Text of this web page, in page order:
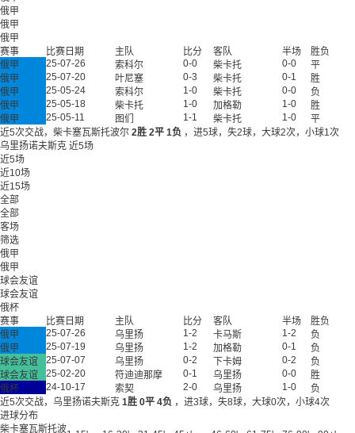
俄甲
俄甲
俄甲
赛事
比赛日期 主队 比分 客队 半场
胜负
俄甲
25-07-26 索科尔 0-0 柴卡托 0-0
平
俄甲
25-07-20 叶尼塞 0-3 柴卡托 0-1
胜
俄甲
25-05-24 索科尔 1-0 柴卡托 0-0
负
俄甲
25-05-18 柴卡托 1-0 加格勒 1-0
胜
俄甲
25-05-11 图们 1-1 柴卡托 1-0
平
近5次交战，柴卡塞瓦斯托波尔 2胜 2平 1负 ，进5球，失2球，大球2次，小球1次
乌里扬诺夫斯克 近5场
近5场
近10场
近15场
全部
全部
客场
筛选
俄甲
俄甲
球会友谊
球会友谊
俄杯
赛事
比赛日期 主队 比分 客队 半场
胜负
俄甲
25-07-26 乌里扬 1-2 卡马斯 1-2
负
俄甲
25-07-19 乌里扬 1-2 加格勒 0-1
负
球会友谊
25-07-07 乌里扬 0-2 下卡姆 0-2
负
球会友谊
25-02-20 符迪迪那摩 0-1 乌里扬 0-0
胜
俄杯
24-10-17 索契 2-0 乌里扬 1-0
负
近5次交战，乌里扬诺夫斯克 1胜 0平 4负 ，进3球，失8球，大球0次，小球4次
进球分布
柴卡塞瓦斯托波